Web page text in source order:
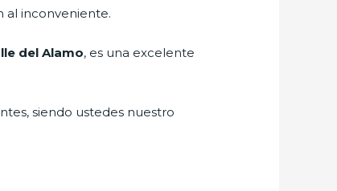
al inconveniente.
del Alamo, es una excelente
siendo ustedes nuestro